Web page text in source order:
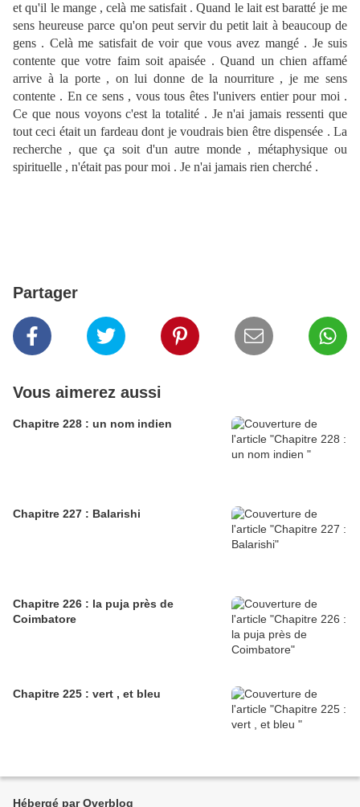
et qu'il le mange , celà me satisfait . Quand le lait est baratté je me
sens heureuse parce qu'on peut servir du petit lait à beaucoup de
gens . Celà me satisfait de voir que vous avez mangé . Je suis
contente que votre faim soit apaisée . Quand un chien affamé
arrive à la porte , on lui donne de la nourriture , je me sens
contente . En ce sens , vous tous êtes l'univers entier pour moi .
Ce que nous voyons c'est la totalité . Je n'ai jamais ressenti que
tout ceci était un fardeau dont je voudrais bien être dispensée . La
recherche , que ça soit d'un autre monde , métaphysique ou
spirituelle , n'était pas pour moi . Je n'ai jamais rien cherché .
Partager
Vous aimerez aussi
Chapitre 228 : un nom indien
Chapitre 227 : Balarishi
Chapitre 226 : la puja près de
Coimbatore
Chapitre 225 : vert , et bleu
Hébergé par Overblog